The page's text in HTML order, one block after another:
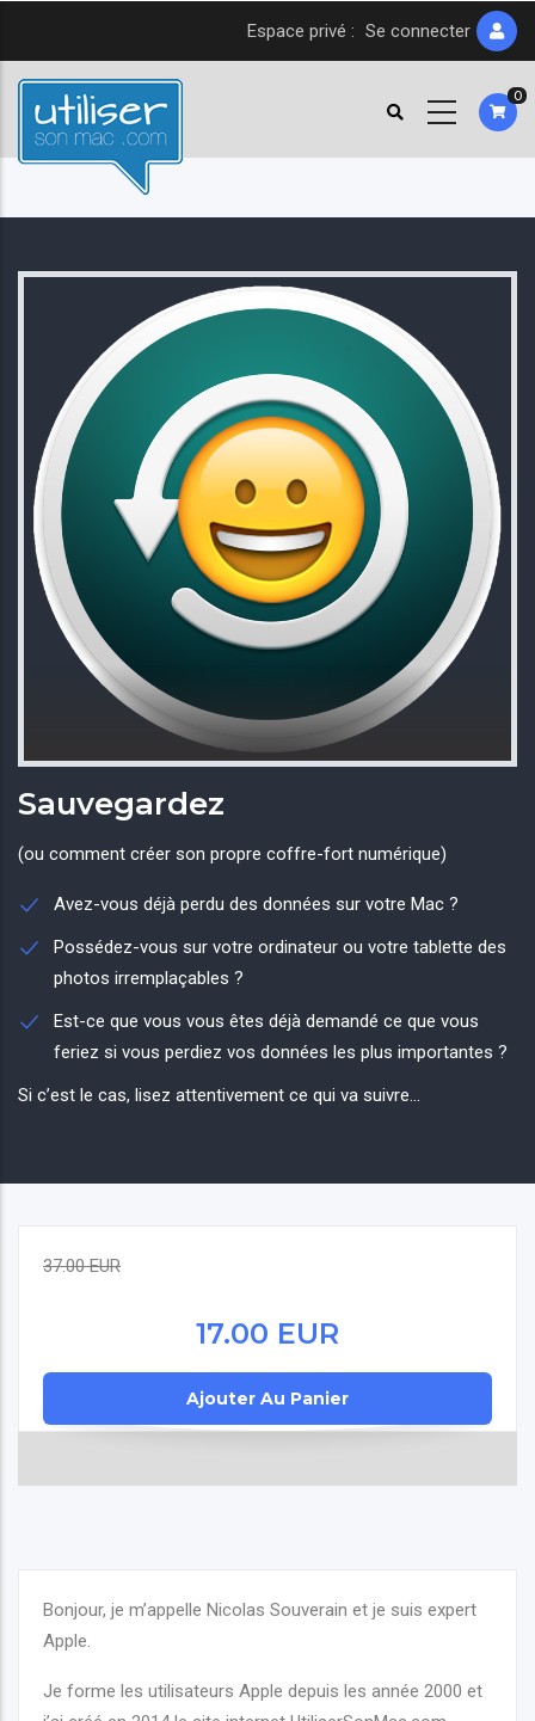
contenu
principal
Espace privé : Se connecter
0
Sauvegardez
(ou comment créer son propre coffre-fort numérique)
Avez-vous déjà perdu des données sur votre Mac ?
Possédez-vous sur votre ordinateur ou votre tablette des
photos irremplaçables ?
Est-ce que vous vous êtes déjà demandé ce que vous
feriez si vous perdiez vos données les plus importantes ?
Si c’est le cas, lisez attentivement ce qui va suivre…
37.00 EUR
17.00 EUR
Bonjour, je m’appelle Nicolas Souverain et je suis expert
Apple.
Je forme les utilisateurs Apple depuis les année 2000 et